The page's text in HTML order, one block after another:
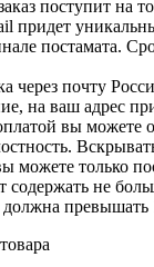
поступит на
придет
постамата.
через почту
на ваш адрес
вы можете
можете только
содержать не
должна превышать